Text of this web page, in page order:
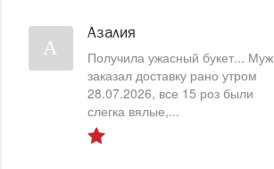
А
Азалия
Получила ужасный букет... Муж
заказал доставку рано утром
28.07.2026, все 15 роз были
слегка вялые,...